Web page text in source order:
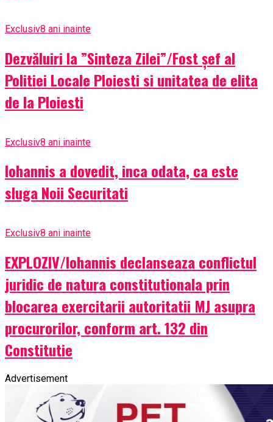
Exclusiv8 ani inainte
Dezvăluiri la ”Sinteza Zilei”/Fost șef al
Politiei Locale Ploiesti si unitatea de elita
de la Ploiesti
Exclusiv8 ani inainte
Iohannis a dovedit, inca odata, ca este
sluga Noii Securitati
Exclusiv8 ani inainte
EXPLOZIV/Iohannis declanseaza conflictul
juridic de natura constitutionala prin
blocarea exercitarii autoritatii MJ asupra
procurorilor, conform art. 132 din
Constitutie
Advertisement